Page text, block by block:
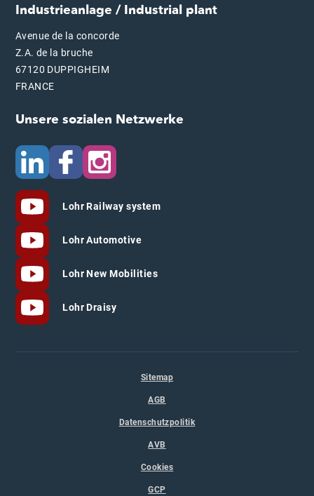
Industrieanlage / Industrial plant
Avenue de la concorde
Z.A. de la bruche
67120 DUPPIGHEIM
FRANCE
Unsere sozialen Netzwerke
Lohr Railway system
Lohr Automotive
Lohr New Mobilities
Lohr Draisy
Sitemap
AGB
Datenschutzpolitik
AVB
Cookies
GCP